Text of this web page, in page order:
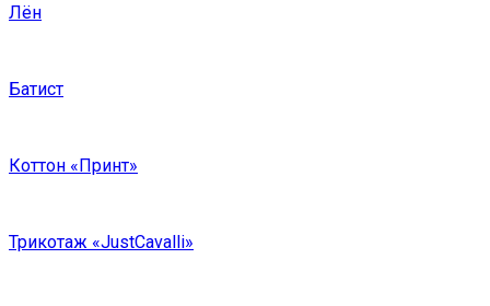
Лён
Батист
Коттон «Принт»
Трикотаж «JustCavalli»